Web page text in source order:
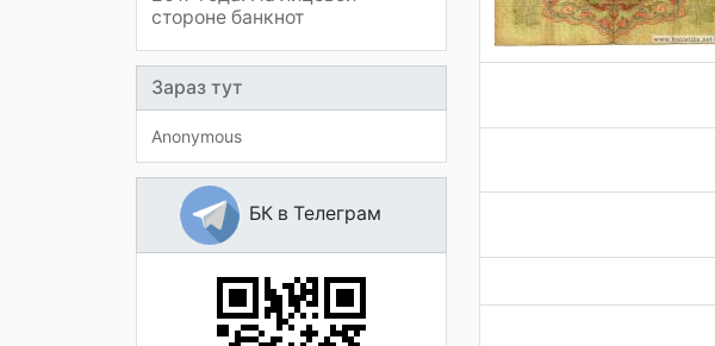
стороне банкнот
Зараз тут
Anonymous
БК в Телеграм